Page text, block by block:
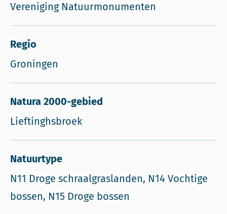
Vereniging Natuurmonumenten
Regio
Groningen
Natura 2000-gebied
Lieftinghsbroek
Natuurtype
N11 Droge schraalgraslanden, N14 Vochtige
bossen, N15 Droge bossen